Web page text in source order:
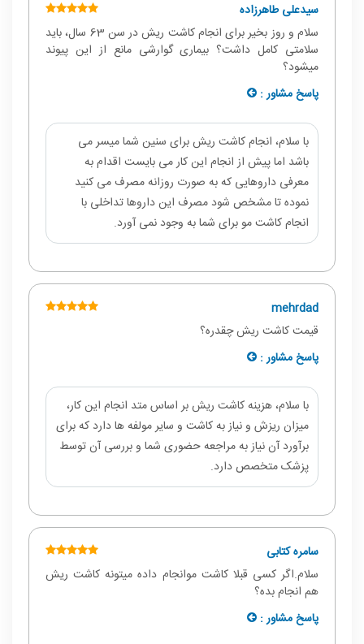
سیدعلی طاهرزاده
سلام و روز بخیر برای انجام کاشت ریش در سن 63 سال، باید
سلامتی کامل داشت؟ بیماری گوارشی مانع از این پیوند
میشود؟
پاسخ مشاور :
با سلام، انجام کاشت ریش برای سنین شما میسر می
باشد اما پیش از انجام این کار می بایست اقدام به
معرفی داروهایی که به صورت روزانه مصرف می کنید
نموده تا مشخص شود مصرف این داروها تداخلی با
انجام کاشت مو برای شما به وجود نمی آورد.
mehrdad
قیمت کاشت ریش چقدره؟
پاسخ مشاور :
با سلام، هزینه کاشت ریش بر اساس متد انجام این کار،
میزان ریزش و نیاز به کاشت و سایر مولفه ها دارد که برای
برآورد آن نیاز به مراجعه حضوری شما و بررسی آن توسط
پزشک متخصص دارد.
سامره کتابی
سلام.اگر کسی قبلا کاشت موانجام داده میتونه کاشت ریش
هم انجام بده؟
پاسخ مشاور :